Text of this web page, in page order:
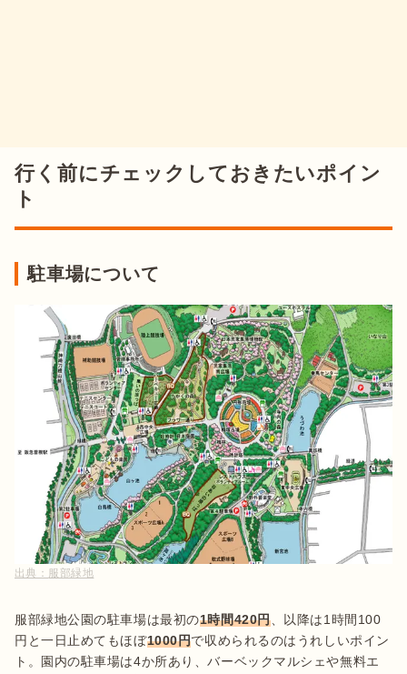
行く前にチェックしておきたいポイン
ト
駐車場について
出典： 服部緑地
服部緑地公園の駐車場は最初の1時間420円、以降は1時間100
円と一日止めてもほぼ1000円で収められるのはうれしいポイン
ト。園内の駐車場は4か所あり、バーベックマルシェや無料エ